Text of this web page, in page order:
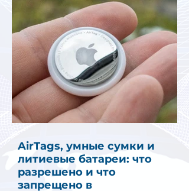
AirTags, умные сумки и
литиевые батареи: что
разрешено и что
запрещено в